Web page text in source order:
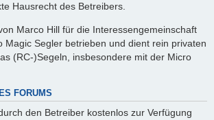
Hausrecht des Betreibers.
Marco Hill für die Interessengemeinschaft
Magic Segler betrieben und dient rein privaten
(RC-)Segeln, insbesondere mit der Micro
FORUMS
den Betreiber kostenlos zur Verfügung